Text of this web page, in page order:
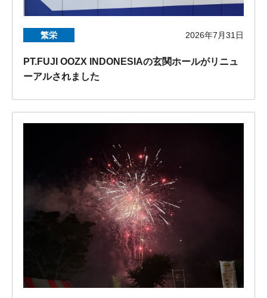
繁栄 2026年7月31日
PT.FUJI OOZX INDONESIAの玄関ホールがリニュ
ーアルされました